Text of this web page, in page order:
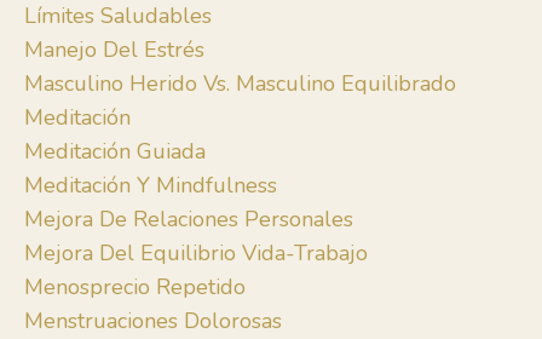
Límites Saludables
Manejo Del Estrés
Masculino Herido Vs. Masculino Equilibrado
Meditación
Meditación Guiada
Meditación Y Mindfulness
Mejora De Relaciones Personales
Mejora Del Equilibrio Vida-Trabajo
Menosprecio Repetido
Menstruaciones Dolorosas